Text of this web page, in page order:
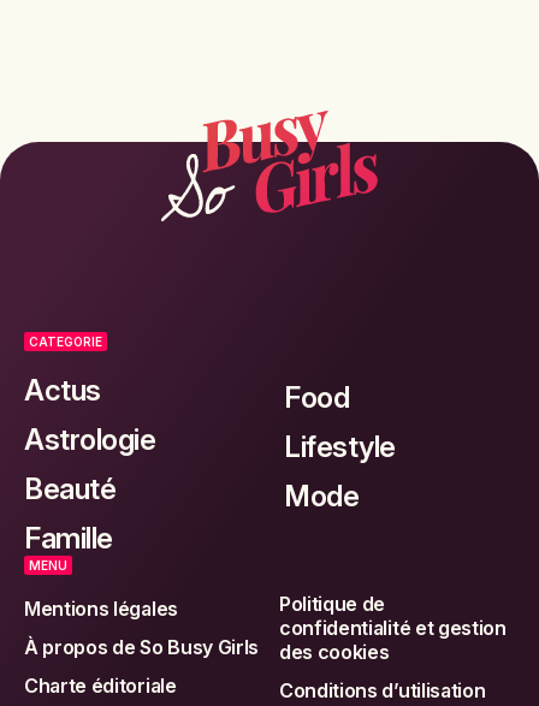
CATEGORIE
Actus
Astrologie
Beauté
Famille
Food
Lifestyle
Mode
MENU
Mentions légales
À propos de So Busy Girls
Charte éditoriale
Politique de
confidentialité et gestion
des cookies
Conditions d’utilisation